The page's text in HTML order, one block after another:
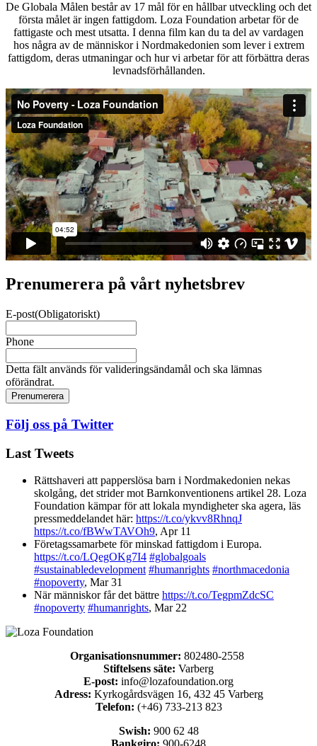
De Globala Målen består av 17 mål för en hållbar utveckling och det
första målet är ingen fattigdom. Loza Foundation arbetar för de
fattigaste och mest utsatta. I denna film kan du ta del av vardagen
hos några av de människor i Nordmakedonien som lever i extrem
fattigdom, deras utmaningar och hur vi arbetar för att förbättra deras
levnadsförhållanden.
Prenumerera på vårt nyhetsbrev
E-post(Obligatoriskt)
Phone
Detta fält används för valideringsändamål och ska lämnas
oförändrat.
Följ oss på Twitter
Last Tweets
Rättshaveri att papperslösa barn i Nordmakedonien nekas
skolgång, det strider mot Barnkonventionens artikel 28. Loza
Foundation kämpar för att lokala myndigheter ska agera, läs
pressmeddelandet här: https://t.co/ykvv8RhnqJ
https://t.co/fBWwTAVOh9, Apr 11
Företagssamarbete för minskad fattigdom i Europa.
https://t.co/LQegOKg7I4 #globalgoals
#sustainabledevelopment #humanrights #northmacedonia
#nopoverty, Mar 31
När människor får det bättre https://t.co/TegpmZdcSC
#nopoverty #humanrights, Mar 22
Organisationsnummer: 802480-2558
Stiftelsens säte: Varberg
E-post: info@lozafoundation.org
Adress: Kyrkogårdsvägen 16, 432 45 Varberg
Telefon: (+46) 733-213 823
Swish: 900 62 48